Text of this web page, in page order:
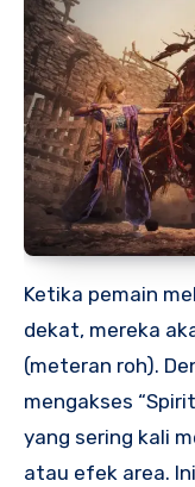
Ketika pemain
dekat, mereka
(meteran roh).
mengakses
yang sering kali
atau efek area.